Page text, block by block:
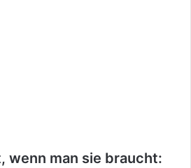
wenn man sie braucht: